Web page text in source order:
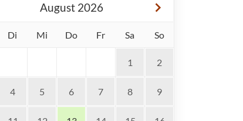
August 2026
Di Mi Do Fr Sa So
1 2
4 5 6 7 8 9